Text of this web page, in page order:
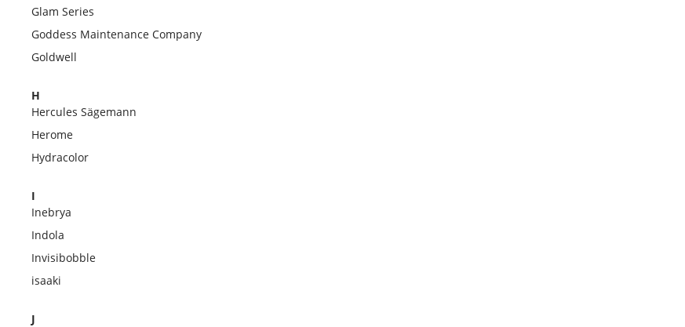
Glam Series
Goddess Maintenance Company
Goldwell
H
Hercules Sägemann
Herome
Hydracolor
I
Inebrya
Indola
Invisibobble
isaaki
J